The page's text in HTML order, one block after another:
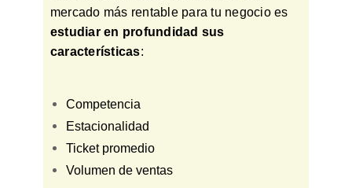
mercado más rentable para tu negocio es
estudiar en profundidad sus
características:
Competencia
Estacionalidad
Ticket promedio
Volumen de ventas